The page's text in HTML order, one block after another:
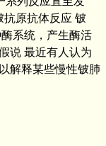
抗原抗体反应 铍
系统，产生酶活
说 最近有人认为
解释某些慢性铍肺